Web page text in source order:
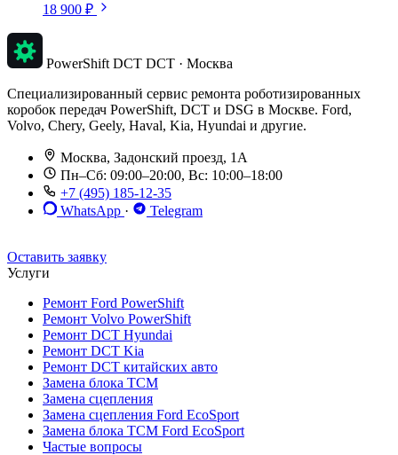
18 900 ₽
PowerShift DCT DCT · Москва
Специализированный сервис ремонта роботизированных
коробок передач PowerShift, DCT и DSG в Москве. Ford,
Volvo, Chery, Geely, Haval, Kia, Hyundai и другие.
Москва, Задонский проезд, 1А
Пн–Сб: 09:00–20:00, Вс: 10:00–18:00
+7 (495) 185-12-35
WhatsApp ·
Telegram
Оставить заявку
Услуги
Ремонт Ford PowerShift
Ремонт Volvo PowerShift
Ремонт DCT Hyundai
Ремонт DCT Kia
Ремонт DCT китайских авто
Замена блока TCM
Замена сцепления
Замена сцепления Ford EcoSport
Замена блока TCM Ford EcoSport
Частые вопросы